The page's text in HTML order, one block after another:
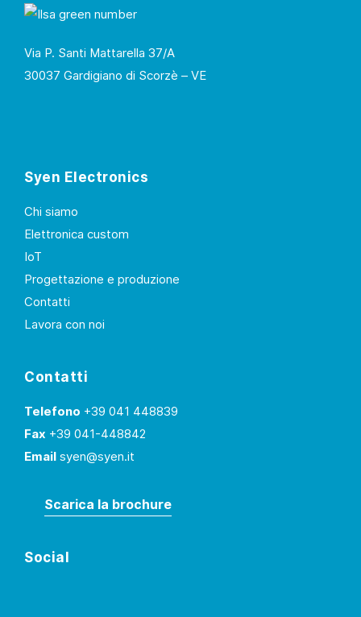
Via P. Santi Mattarella 37/A
30037 Gardigiano di Scorzè – VE
Syen Electronics
Chi siamo
Elettronica custom
IoT
Progettazione e produzione
Contatti
Lavora con noi
Contatti
Telefono +39 041 448839
Fax +39 041-448842
Emailsyen@syen.it
Scarica la brochure
Social